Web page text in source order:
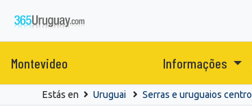
Montevideo Informações
Estás en Uruguai Serras e uruguaios centro